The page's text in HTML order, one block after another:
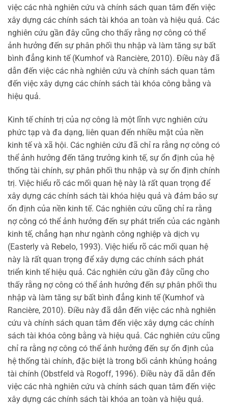
việc các nhà nghiên cứu và chính sách quan tâm đến việc
xây dựng các chính sách tài khóa an toàn và hiệu quả. Các
nghiên cứu gần đây cũng cho thấy rằng nợ công có thể
ảnh hưởng đến sự phân phối thu nhập và làm tăng sự bất
bình đẳng kinh tế (Kumhof và Rancière, 2010). Điều này đã
dẫn đến việc các nhà nghiên cứu và chính sách quan tâm
đến việc xây dựng các chính sách tài khóa công bằng và
hiệu quả.
Kinh tế chính trị của nợ công là một lĩnh vực nghiên cứu
phức tạp và đa dạng, liên quan đến nhiều mặt của nền
kinh tế và xã hội. Các nghiên cứu đã chỉ ra rằng nợ công có
thể ảnh hưởng đến tăng trưởng kinh tế, sự ổn định của hệ
thống tài chính, sự phân phối thu nhập và sự ổn định chính
trị. Việc hiểu rõ các mối quan hệ này là rất quan trọng để
xây dựng các chính sách tài khóa hiệu quả và đảm bảo sự
ổn định của nền kinh tế. Các nghiên cứu cũng chỉ ra rằng
nợ công có thể ảnh hưởng đến sự phát triển của các ngành
kinh tế, chẳng hạn như ngành công nghiệp và dịch vụ
(Easterly và Rebelo, 1993). Việc hiểu rõ các mối quan hệ
này là rất quan trọng để xây dựng các chính sách phát
triển kinh tế hiệu quả. Các nghiên cứu gần đây cũng cho
thấy rằng nợ công có thể ảnh hưởng đến sự phân phối thu
nhập và làm tăng sự bất bình đẳng kinh tế (Kumhof và
Rancière, 2010). Điều này đã dẫn đến việc các nhà nghiên
cứu và chính sách quan tâm đến việc xây dựng các chính
sách tài khóa công bằng và hiệu quả. Các nghiên cứu cũng
chỉ ra rằng nợ công có thể ảnh hưởng đến sự ổn định của
hệ thống tài chính, đặc biệt là trong bối cảnh khủng hoảng
tài chính (Obstfeld và Rogoff, 1996). Điều này đã dẫn đến
việc các nhà nghiên cứu và chính sách quan tâm đến việc
xây dựng các chính sách tài khóa an toàn và hiệu quả.